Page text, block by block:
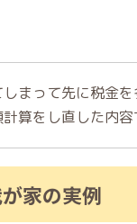
まって先に税金
算をし直した内容
家の実例